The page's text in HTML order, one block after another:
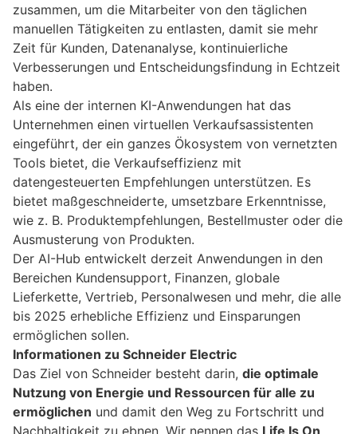
zusammen, um die Mitarbeiter von den täglichen
manuellen Tätigkeiten zu entlasten, damit sie mehr
Zeit für Kunden, Datenanalyse, kontinuierliche
Verbesserungen und Entscheidungsfindung in Echtzeit
haben.
Als eine der internen KI-Anwendungen hat das
Unternehmen einen virtuellen Verkaufsassistenten
eingeführt, der ein ganzes Ökosystem von vernetzten
Tools bietet, die Verkaufseffizienz mit
datengesteuerten Empfehlungen unterstützen. Es
bietet maßgeschneiderte, umsetzbare Erkenntnisse,
wie z. B. Produktempfehlungen, Bestellmuster oder die
Ausmusterung von Produkten.
Der AI-Hub entwickelt derzeit Anwendungen in den
Bereichen Kundensupport, Finanzen, globale
Lieferkette, Vertrieb, Personalwesen und mehr, die alle
bis 2025 erhebliche Effizienz und Einsparungen
ermöglichen sollen.
Informationen zu Schneider Electric
Das Ziel von Schneider besteht darin, die optimale
Nutzung von Energie und Ressourcen für alle zu
ermöglichen und damit den Weg zu Fortschritt und